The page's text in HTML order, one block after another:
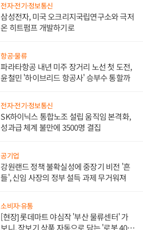
전자·전기·정보통신
삼성전자, 미국 오크리지국립연구소와 극저
온 히트펌프 개발하기로
항공·물류
파라타항공 내년 미주 장거리 노선 첫 도전,
윤철민 '하이브리드 항공사' 승부수 통할까
전자·전기·정보통신
SK하이닉스 통합노조 설립 움직임 본격화,
성과급 체계 불만에 3500명 결집
공기업
강원랜드 정책 불확실성에 중장기 비전 '흔
들', 신임 사장의 정부 설득 과제 무거워져
소비자·유통
[현장] 롯데마트 야심작 '부산 물류센터' 가
보니, 장보기 상품 자동으로 담는 '로봇 400